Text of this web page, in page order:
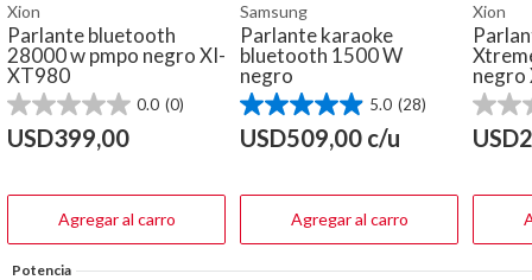
Xion
Parlante bluetooth
28000 w pmpo negro XI-
XT980
0.0 (0)
0.0
de
5
USD399,00
Agregar al carro
Samsung
Parlante karaoke
bluetooth 1500 W
negro
5.0 (28)
5.0
de
5
USD509,00 c/u
Agregar al carro
Xion
negro
0.0
de
5
USD
Potencia